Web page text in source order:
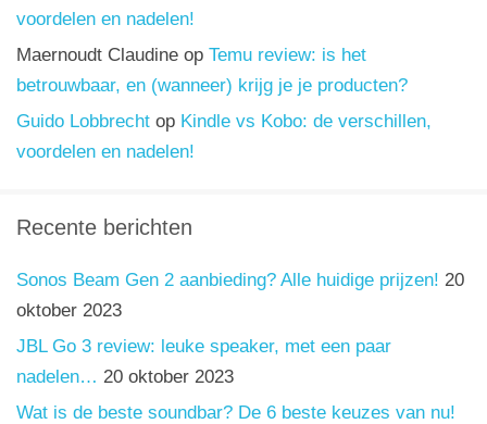
voordelen en nadelen!
Maernoudt Claudine op Temu review: is het
betrouwbaar, en (wanneer) krijg je je producten?
Guido Lobbrecht op Kindle vs Kobo: de verschillen,
voordelen en nadelen!
Recente berichten
Sonos Beam Gen 2 aanbieding? Alle huidige prijzen! 20
oktober 2023
JBL Go 3 review: leuke speaker, met een paar
nadelen… 20 oktober 2023
Wat is de beste soundbar? De 6 beste keuzes van nu!